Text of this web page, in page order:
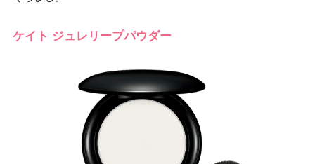
ケイト ジュレリープパウダー